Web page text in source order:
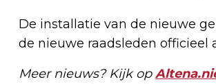
De installatie van de nieuwe
de nieuwe raadsleden officieel
Meer nieuws? Kijk op